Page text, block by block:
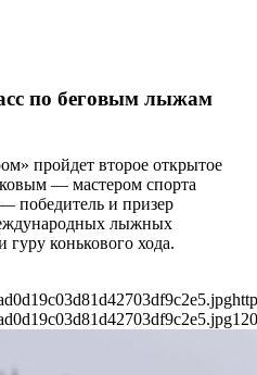
по беговым лыжам
пройдет второе открытое
— мастером спорта
победитель и призер
лыжных
конькового хода.